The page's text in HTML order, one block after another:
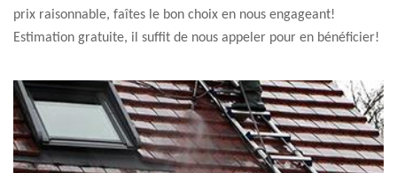
prix raisonnable, faîtes le bon choix en nous engageant!
Estimation gratuite, il suffit de nous appeler pour en bénéficier!